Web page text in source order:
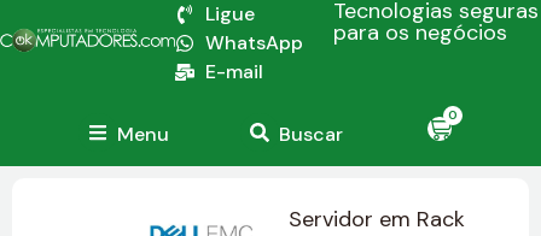
Ligue
WhatsApp
E-mail
Tecnologias seguras
para os negócios
Menu Buscar
0
Servidor em Rack